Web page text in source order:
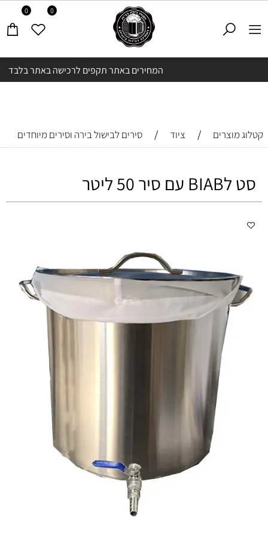
המחירים באתר תקפים לרכישה באתר בלבד
0 0
קטלוג מוצרים / ציוד / סירים לבישול בירה וסירים מיוחדים
סט לBIAB עם סיר 50 ליטר